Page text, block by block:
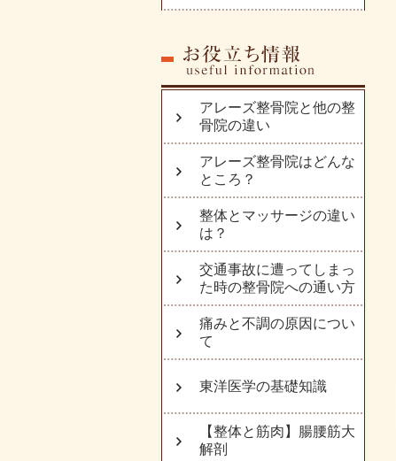
アレーズ整骨院と他の整
骨院の違い
アレーズ整骨院はどんな
ところ？
整体とマッサージの違い
は？
交通事故に遭ってしまっ
た時の整骨院への通い方
痛みと不調の原因につい
て
東洋医学の基礎知識
【整体と筋肉】腸腰筋大
解剖